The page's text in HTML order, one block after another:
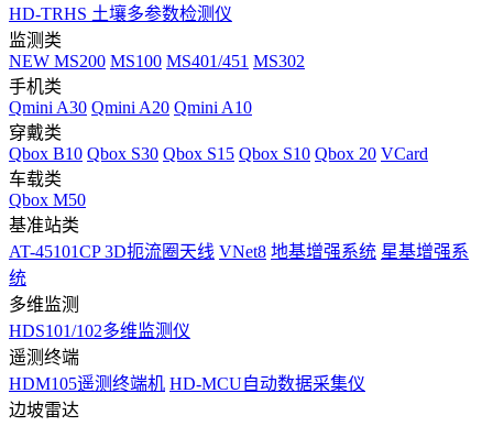
HD-TRHS 土壤多参数检测仪
监测类
NEW MS200 MS100 MS401/451 MS302
手机类
Qmini A30 Qmini A20 Qmini A10
穿戴类
Qbox B10 Qbox S30 Qbox S15 Qbox S10 Qbox 20 VCard
车载类
Qbox M50
基准站类
AT-45101CP 3D扼流圈天线 VNet8 地基增强系统 星基增强系
统
多维监测
HDS101/102多维监测仪
遥测终端
HDM105遥测终端机 HD-MCU自动数据采集仪
边坡雷达